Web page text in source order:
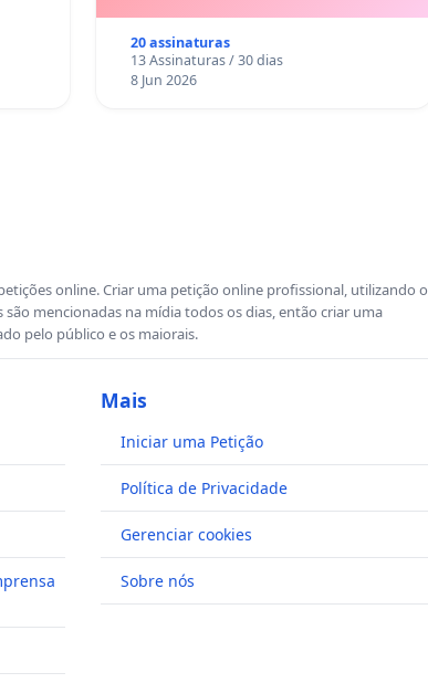
20 assinaturas
13 Assinaturas / 30 dias
8 Jun 2026
online. Criar uma petição online profissional, utilizando o
mencionadas na mídia todos os dias, então criar uma
pelo público e os maiorais.
Mais
Iniciar uma Petição
Política de Privacidade
Gerenciar cookies
Sobre nós